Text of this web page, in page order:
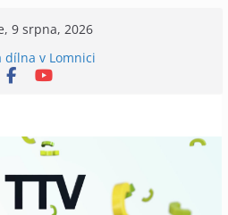
9 srpna, 2026
dílna v Lomnici
120 let své existence